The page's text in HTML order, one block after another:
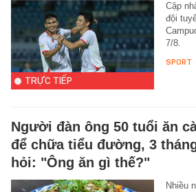
TRỰC TIẾP
Cập
đội
7/8.
SPORT
Người đàn ông 50 tuổi ăn
để chữa tiểu đường, 3
hỏi: "Ông ăn gì thế?"
Nhiều